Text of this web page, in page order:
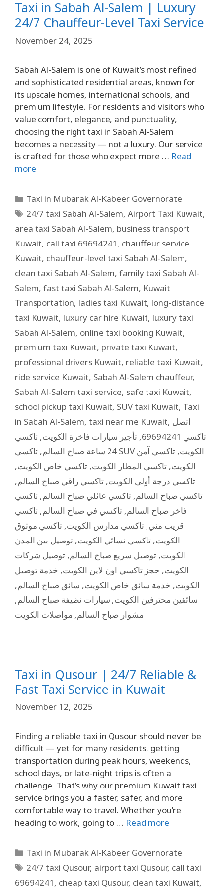
Taxi in Sabah Al-Salem | Luxury
24/7 Chauffeur-Level Taxi Service
November 24, 2025
Sabah Al-Salem is one of Kuwait’s most refined
and sophisticated residential areas, known for
its upscale homes, international schools, and
premium lifestyle. For residents and visitors who
value comfort, elegance, and punctuality,
choosing the right taxi in Sabah Al-Salem
becomes a necessity — not a luxury. Our service
is crafted for those who expect more … Read
more
Taxi in Mubarak Al-Kabeer Governorate
24/7 taxi Sabah Al-Salem,Airport Taxi Kuwait,
area taxi Sabah Al-Salem, business transport
Kuwait, call taxi 69694241, chauffeur service
Kuwait, chauffeur-level taxi Sabah Al-Salem,
clean taxi Sabah Al-Salem, family taxi Sabah Al-
Salem, fast taxi Sabah Al-Salem, Kuwait
Transportation, ladies taxi Kuwait, long-distance
taxi Kuwait, luxury car hire Kuwait, luxury taxi
Sabah Al-Salem, online taxi booking Kuwait,
premium taxi Kuwait, private taxi Kuwait,
professional drivers Kuwait, reliable taxi Kuwait,
ride service Kuwait, Sabah Al-Salem chauffeur,
Sabah Al-Salem taxi service, safe taxi Kuwait,
school pickup taxi Kuwait, SUV taxi Kuwait, Taxi
in Sabah Al-Salem, taxi near me Kuwait, اتصل
تاكسي 69694241
, تأجير سيارات فاخرة الكويت, تاكسي
24 ساعة صباح السالم
, تاكسي SUV الكويت, تاكسي آمن
الكويت, تاكسي المطار الكويت, تاكسي خاص الكويت,
تاكسي درجة أولى الكويت, تاكسي راقي صباح السالم,
تاكسي صباح السالم, تاكسي عائلي صباح السالم, تاكسي
فاخر صباح السالم, تاكسي في صباح السالم, تاكسي
قريب مني, تاكسي مدارس الكويت, تاكسي موثوق
الكويت, تاكسي نسائي الكويت, توصيل بين المدن
الكويت, توصيل سريع صباح السالم, توصيل شركات
الكويت, حجز تاكسي اون لاين الكويت, خدمة توصيل
الكويت, خدمة سائق خاص الكويت, سائق صباح السالم,
سائقين محترفين الكويت, سيارات نظيفة صباح السالم,
مشوار صباح السالم, مواصلات الكويت
Taxi in Qusour | 24/7 Reliable &
Fast Taxi Service in Kuwait
November 12, 2025
Finding a reliable taxi in Qusour should never be
difficult — yet for many residents, getting
transportation during peak hours, weekends,
school days, or late-night trips is often a
challenge. That’s why our premium Kuwait taxi
service brings you a faster, safer, and more
comfortable way to travel. Whether you’re
heading to work, going to … Read more
Taxi in Mubarak Al-Kabeer Governorate
24/7 taxi Qusour, airport taxi Qusour, call taxi
69694241, cheap taxi Qusour, clean taxi Kuwait,